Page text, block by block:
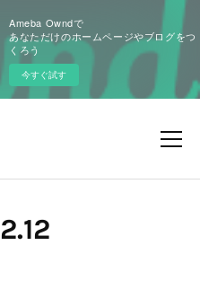
Ameba Owndで
あなただけのホームページやブログをつ
くろう
今すぐ試す
.12